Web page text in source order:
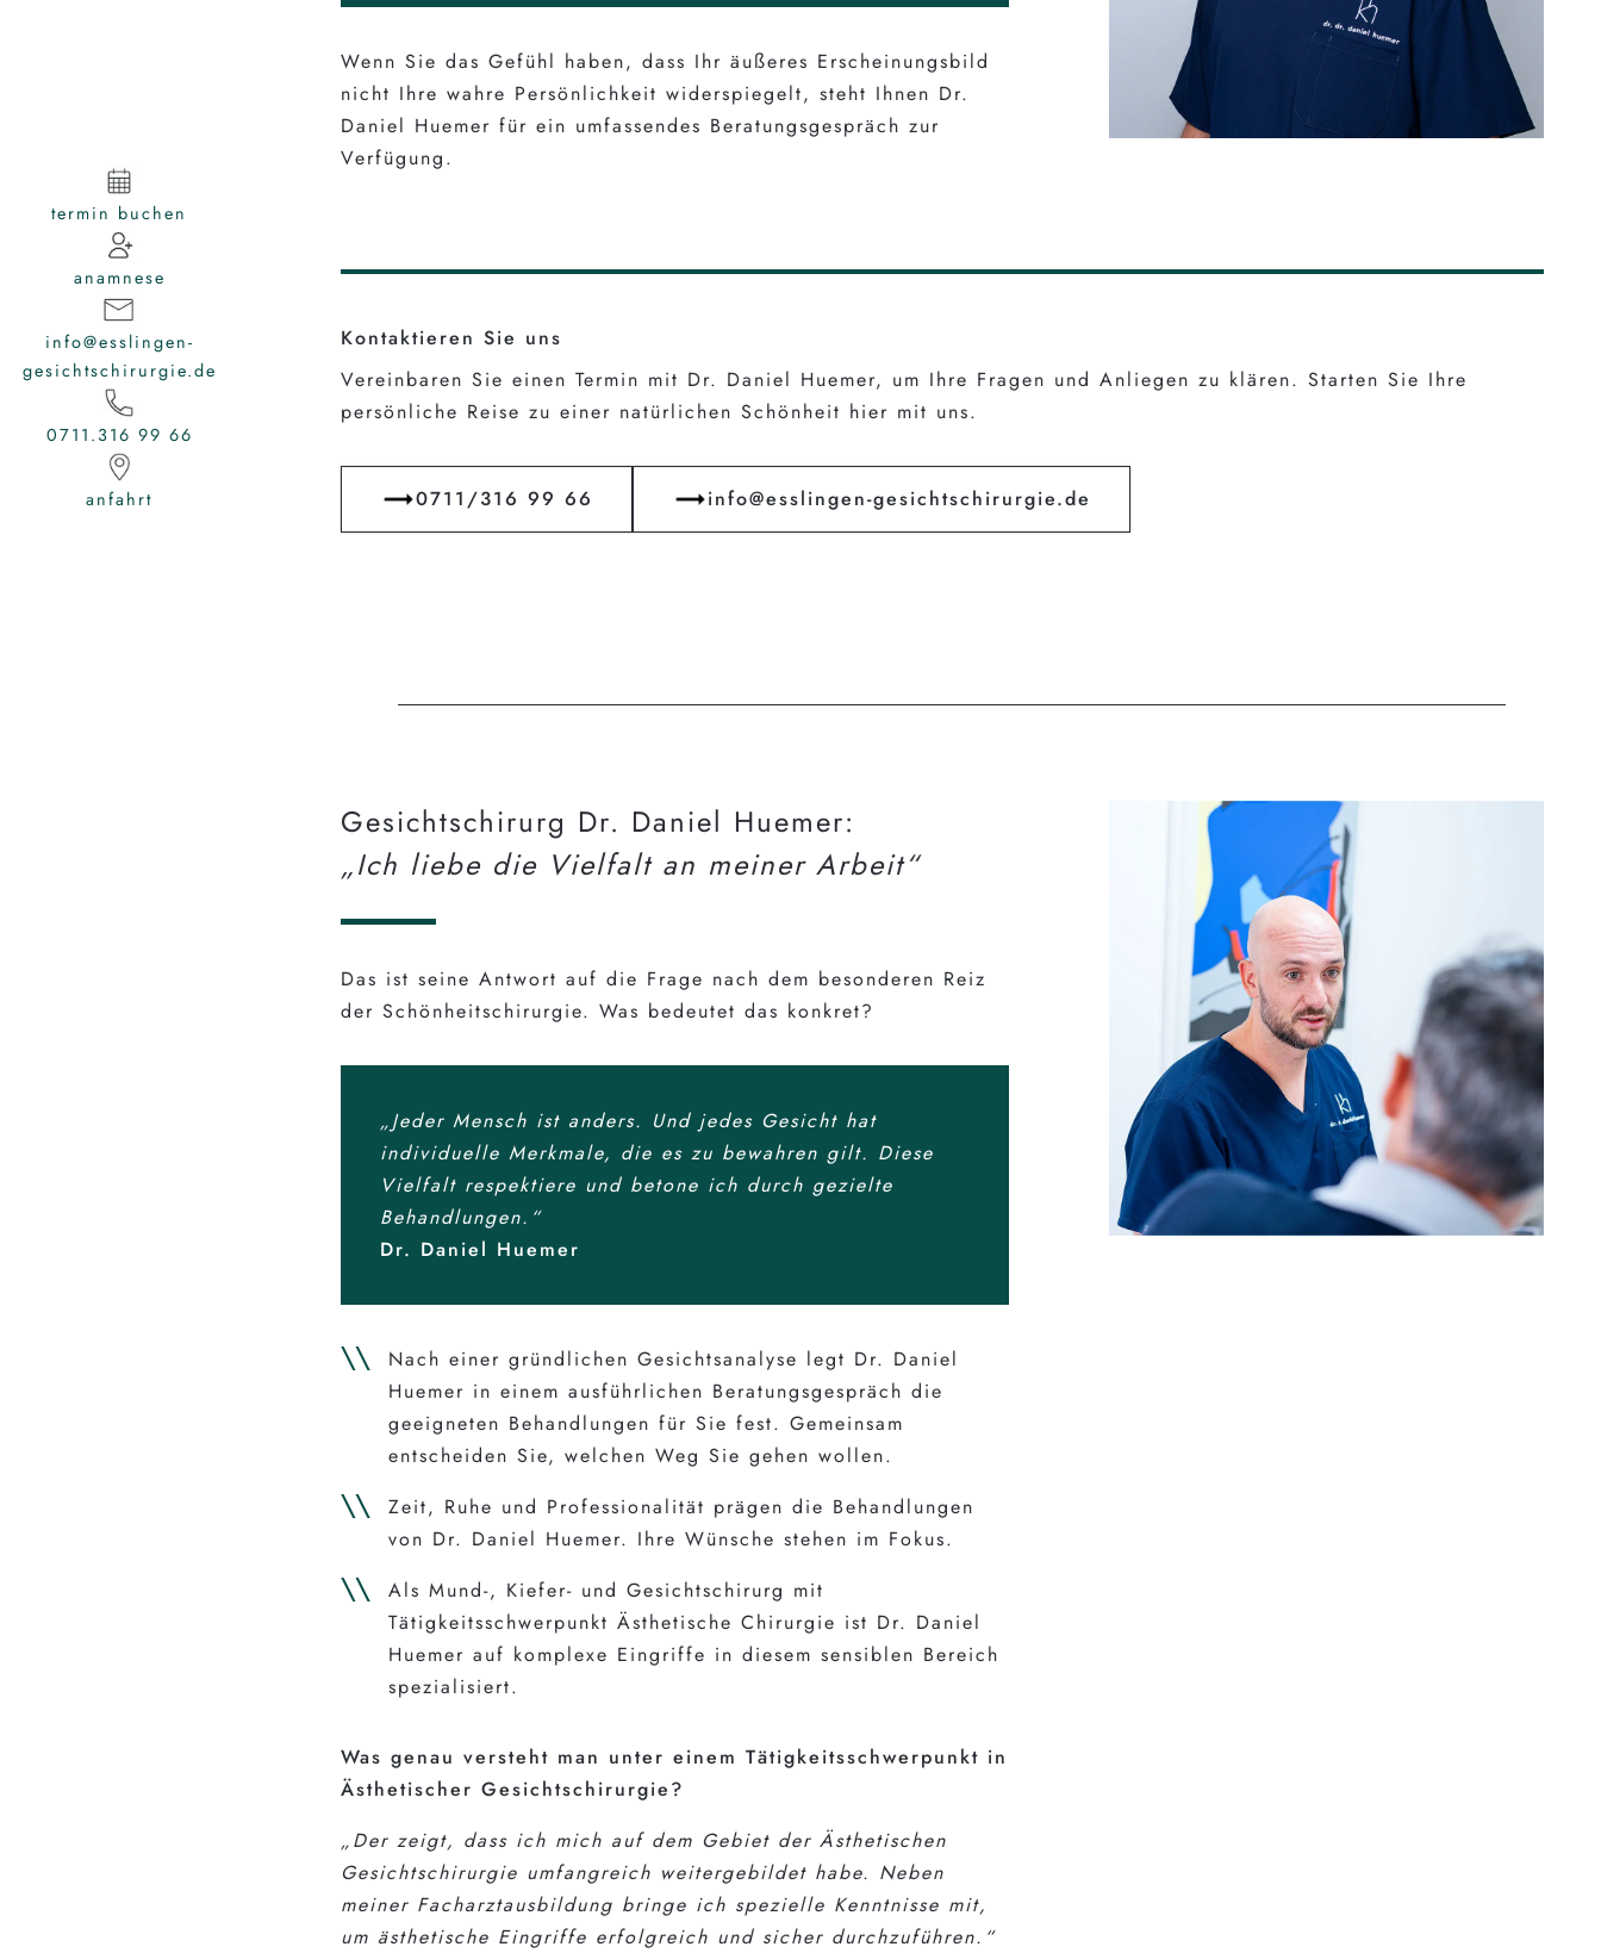
termin buchen
anamnese
info@esslingen-
gesichtschirurgie.de
0711.316 99 66
anfahrt
Wenn Sie das Gefühl haben, dass Ihr äußeres Erscheinungsbild
nicht Ihre wahre Persönlichkeit widerspiegelt, steht Ihnen Dr.
Daniel Huemer für ein umfassendes Beratungsgespräch zur
Verfügung.
Kontaktieren Sie uns
Vereinbaren Sie einen Termin mit Dr. Daniel Huemer, um Ihre Fragen und Anliegen zu klären. Starten Sie Ihre
persönliche Reise zu einer natürlichen Schönheit hier mit uns.
0711/316 99 66 info@esslingen-gesichts​chirurgie.de
Gesichtschirurg Dr. Daniel Huemer:
„Ich liebe die Vielfalt an meiner Arbeit“
Das ist seine Antwort auf die Frage nach dem besonderen Reiz
der Schönheitschirurgie. Was bedeutet das konkret?
„Jeder Mensch ist anders. Und jedes Gesicht hat
individuelle Merkmale, die es zu bewahren gilt. Diese
Vielfalt respektiere und betone ich durch gezielte
Behandlungen.“
Dr. Daniel Huemer
Nach einer gründlichen Gesichtsanalyse legt Dr. Daniel
Huemer in einem ausführlichen Beratungsgespräch die
geeigneten Behandlungen für Sie fest. Gemeinsam
entscheiden Sie, welchen Weg Sie gehen wollen.
Zeit, Ruhe und Professionalität prägen die Behandlungen
von Dr. Daniel Huemer. Ihre Wünsche stehen im Fokus.
Als Mund-, Kiefer- und Gesichtschirurg mit
Tätigkeitsschwerpunkt Ästhetische Chirurgie ist Dr. Daniel
Huemer auf komplexe Eingriffe in diesem sensiblen Bereich
spezialisiert.
Was genau versteht man unter einem Tätigkeitsschwerpunkt in
Ästhetischer Gesichtschirurgie?
„Der zeigt, dass ich mich auf dem Gebiet der Ästhetischen
Gesichtschirurgie umfangreich weitergebildet habe. Neben
meiner Facharztausbildung bringe ich spezielle Kenntnisse mit,
um ästhetische Eingriffe erfolgreich und sicher durchzuführen.“